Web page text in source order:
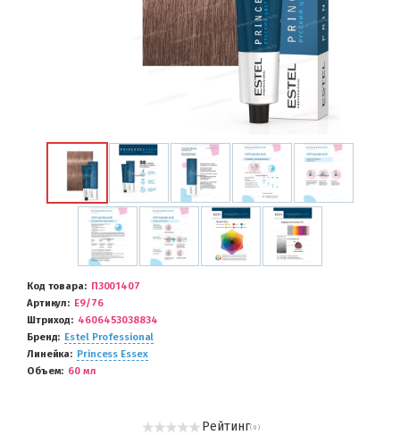
Код товара
П3001407
Артикул
E9/76
Штриход
4606453038834
Бренд
Estel Professional
Линейка
Princess Essex
Объем
60 мл
Рейтинг( 0 )